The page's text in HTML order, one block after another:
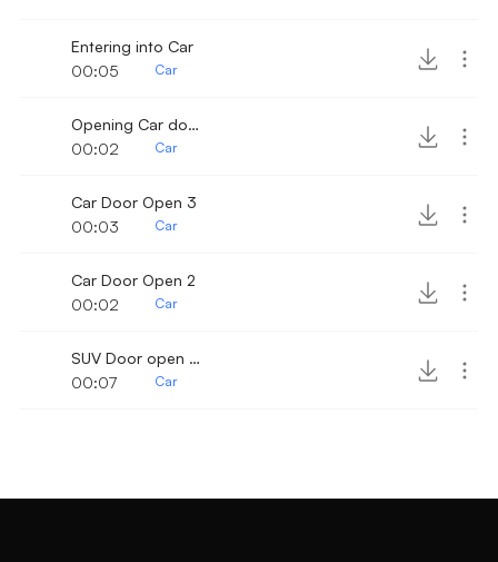
Entering into Car
00:05
Car
Opening Car door 8
00:02
Car
Car Door Open 3
00:03
Car
Car Door Open 2
00:02
Car
SUV Door open & Close
00:07
Car